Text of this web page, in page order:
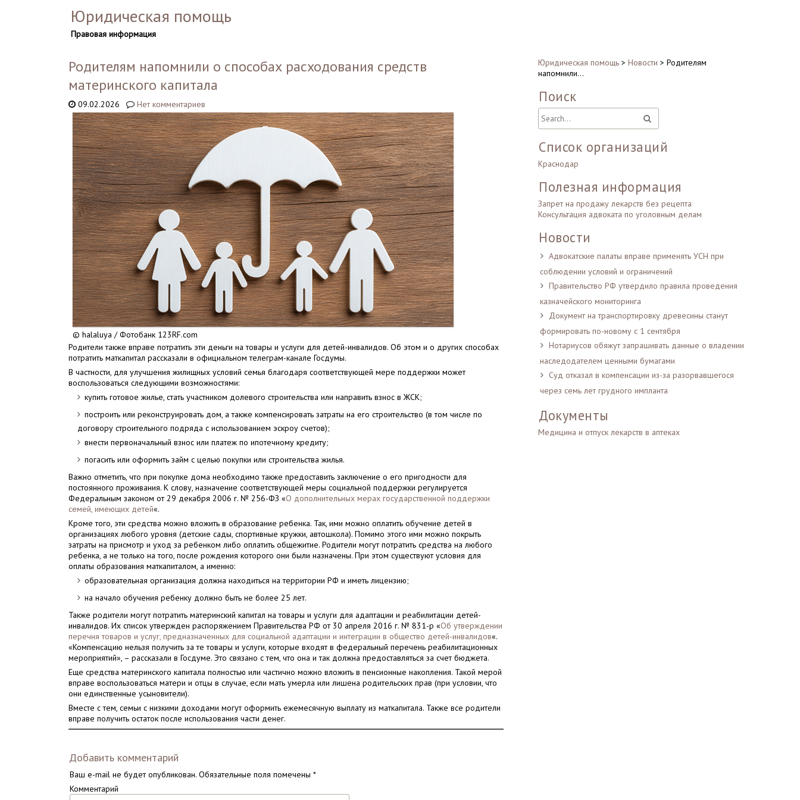
Юридическая помощь
Правовая информация
Родителям напомнили о способах расходования средств
материнского капитала
09.02.2026 Нет комментариев
© halaluya / Фотобанк 123RF.com
Родители также вправе потратить эти деньги на товары и услуги для детей-инвалидов. Об этом и о других способах
потратить маткапитал рассказали в официальном телеграм-канале Госдумы.
В частности, для улучшения жилищных условий семья благодаря соответствующей мере поддержки может
воспользоваться следующими возможностями:
купить готовое жилье, стать участником долевого строительства или направить взнос в ЖСК;
построить или реконструировать дом, а также компенсировать затраты на его строительство (в том числе по
договору строительного подряда с использованием эскроу счетов);
внести первоначальный взнос или платеж по ипотечному кредиту;
погасить или оформить займ с целью покупки или строительства жилья.
Важно отметить, что при покупке дома необходимо также предоставить заключение о его пригодности для
постоянного проживания. К слову, назначение соответствующей меры социальной поддержки регулируется
Федеральным законом от 29 декабря 2006 г. № 256-ФЗ «О дополнительных мерах государственной поддержки
семей, имеющих детей«.
Кроме того, эти средства можно вложить в образование ребенка. Так, ими можно оплатить обучение детей в
организациях любого уровня (детские сады, спортивные кружки, автошкола). Помимо этого ими можно покрыть
затраты на присмотр и уход за ребенком либо оплатить общежитие. Родители могут потратить средства на любого
ребенка, а не только на того, после рождения которого они были назначены. При этом существуют условия для
оплаты образования маткапиталом, а именно:
образовательная организация должна находиться на территории РФ и иметь лицензию;
на начало обучения ребенку должно быть не более 25 лет.
Также родители могут потратить материнский капитал на товары и услуги для адаптации и реабилитации детей-
инвалидов. Их список утвержден распоряжением Правительства РФ от 30 апреля 2016 г. № 831-р «Об утверждении
перечня товаров и услуг, предназначенных для социальной адаптации и интеграции в общество детей-инвалидов«.
«Компенсацию нельзя получить за те товары и услуги, которые входят в федеральный перечень реабилитационных
мероприятий», – рассказали в Госдуме. Это связано с тем, что она и так должна предоставляться за счет бюджета.
Еще средства материнского капитала полностью или частично можно вложить в пенсионные накопления. Такой мерой
вправе воспользоваться матери и отцы в случае, если мать умерла или лишена родительских прав (при условии, что
они единственные усыновители).
Вместе с тем, семьи с низкими доходами могут оформить ежемесячную выплату из маткапитала. Также все родители
вправе получить остаток после использования части денег.
Добавить комментарий
Ваш e-mail не будет опубликован. Обязательные поля помечены*
Комментарий
Юридическая помощь > Новости > Родителям
напомнили…
Поиск
Список организаций
Краснодар
Полезная информация
Запрет на продажу лекарств без рецепта
Консультация адвоката по уголовным делам
Новости
Адвокатские палаты вправе применять УСН при
соблюдении условий и ограничений
Правительство РФ утвердило правила проведения
казначейского мониторинга
Документ на транспортировку древесины станут
формировать по-новому с 1 сентября
Нотариусов обяжут запрашивать данные о владении
наследодателем ценными бумагами
Суд отказал в компенсации из-за разорвавшегося
через семь лет грудного импланта
Документы
Медицина и отпуск лекарств в аптеках